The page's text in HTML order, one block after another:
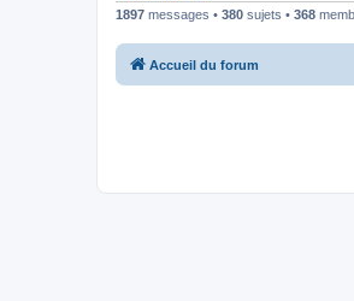
1897 messages • 380 sujets • 368
Accueil du forum